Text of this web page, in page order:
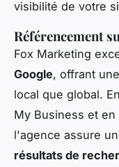
visibilité de votre
Référencement
Fox Marketing
Google, offrant
local que global.
My Business et
l'agence assure
résultats de